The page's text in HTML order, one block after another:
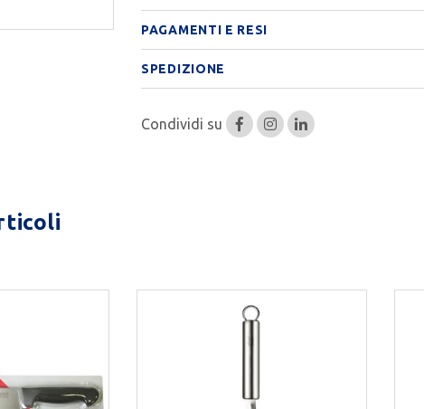
PAGAMENTI E RESI
SPEDIZIONE
Condividi su